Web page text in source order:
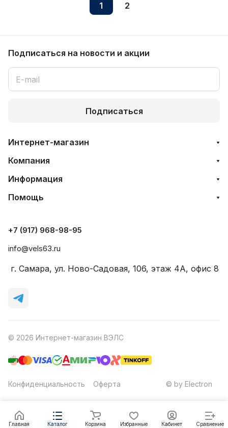
1 2
Главная Каталог Корзина Избранные Кабинет Сравнение
Подписаться на новости и акции
Подписаться
Интернет-магазин
Компания
Информация
Помощь
+7 (917) 968-98-95
info@vels63.ru
г. Самара, ул. Ново-Садовая, 106, этаж 4A, офис 8
© 2026 Интернет-магазин ВЭЛС
Конфиденциальность Оферта © by Electron